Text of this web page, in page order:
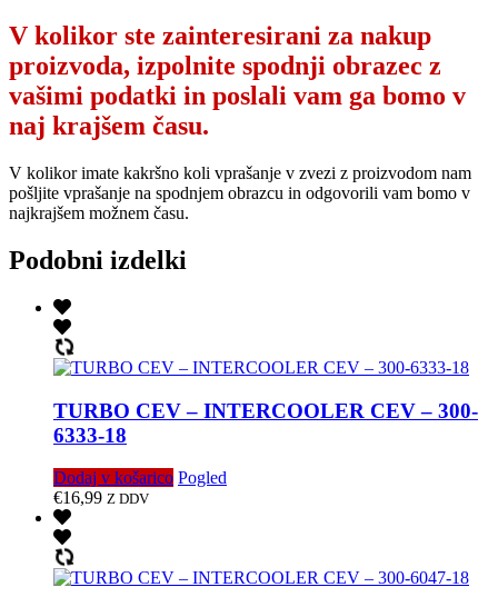
V kolikor ste zainteresirani za nakup
proizvoda, izpolnite spodnji obrazec z
vašimi podatki in poslali vam ga bomo v
naj krajšem času.
V kolikor imate kakršno koli vprašanje v zvezi z proizvodom nam
pošljite vprašanje na spodnjem obrazcu in odgovorili vam bomo v
najkrajšem možnem času.
Podobni izdelki
TURBO CEV – INTERCOOLER CEV – 300-
6333-18
Dodaj v košarico Pogled
€16,99 Z DDV